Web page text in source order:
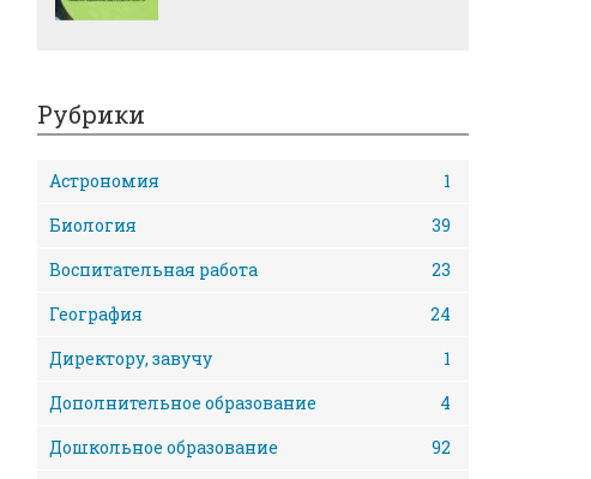
Рубрики
Астрономия
1
Биология
39
Воспитательная работа
23
География
24
Директору, завучу
1
Дополнительное образование
4
Дошкольное образование
92